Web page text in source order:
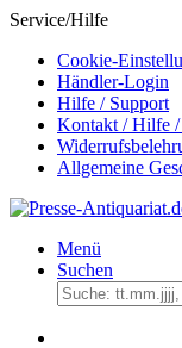
Service/Hilfe
Cookie-
Händler-Login
Hilfe / Support
Kontakt / Hilfe /
Allgemeine
Menü
Suchen